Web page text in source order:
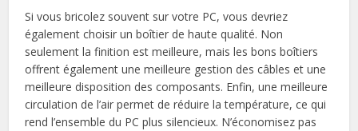
Si vous bricolez souvent sur votre PC, vous devriez
également choisir un boîtier de haute qualité. Non
seulement la finition est meilleure, mais les bons boîtiers
offrent également une meilleure gestion des câbles et une
meilleure disposition des composants. Enfin, une meilleure
circulation de l’air permet de réduire la température, ce qui
rend l’ensemble du PC plus silencieux. N’économisez pas